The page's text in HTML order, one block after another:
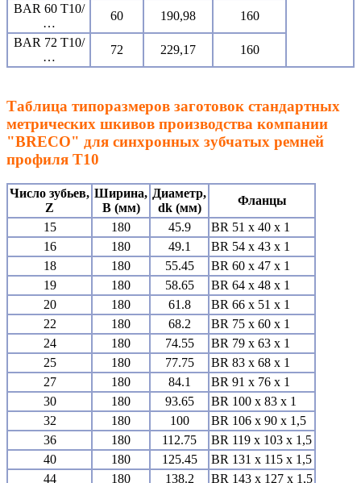
BAR 60 T10/
…
60 190,98
160
BAR 72 T10/
…
72 229,17 160
Таблица типоразмеров заготовок стандартных
метрических шкивов производства компании
"BRECO" для синхронных зубчатых ремней
профиля T10
Число зубьев,
Z
Ширина,
B (мм)
Диаметр,
dk (мм)
Фланцы
15
180 45.9
BR 51 x 40 x 1
16
180 49.1
BR 54 x 43 x 1
18
180 55.45
BR 60 x 47 x 1
19
180 58.65
BR 64 x 48 x 1
20
180 61.8
BR 66 x 51 x 1
22
180 68.2
BR 75 x 60 x 1
24
180 74.55
BR 79 x 63 x 1
25
180 77.75
BR 83 x 68 x 1
27
180 84.1
BR 91 x 76 x 1
30
180 93.65
BR 100 x 83 x 1
32
180 100
BR 106 x 90 x 1,5
36
180 112.75
BR 119 x 103 x 1,5
40
180 125.45
BR 131 x 115 x 1,5
44
180 138.2 BR 143 x 127 x 1,5